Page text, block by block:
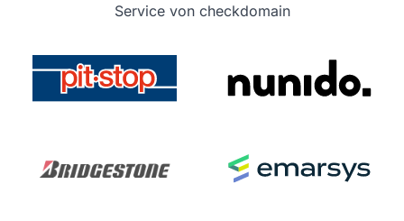
Service von checkdomain